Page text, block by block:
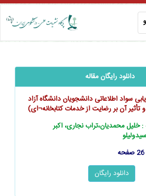
دانلود رایگان مقاله
سواد اطلاعاتی دانشجویان دانشگاه آزاد
تأثیر آن بر رضایت از خدمات کتابخانه¬ای)
: خلیل محمدیان،تراب نجاری، اکبر